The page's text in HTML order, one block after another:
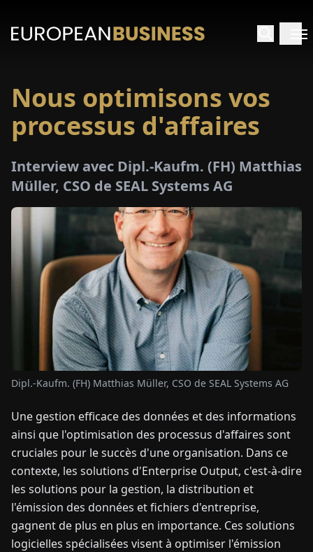
ENDEFRESIT NLPLHU
CONTACTEZ-
NOUS
Nous optimisons vos
processus d'affaires
Interview avec Dipl.-Kaufm. (FH) Matthias
Müller, CSO de SEAL Systems AG
Dipl.-Kaufm. (FH) Matthias Müller, CSO de SEAL Systems AG
Une gestion efficace des données et des informations
ainsi que l'optimisation des processus d'affaires sont
cruciales pour le succès d'une organisation. Dans ce
contexte, les solutions d'Enterprise Output, c'est-à-dire
les solutions pour la gestion, la distribution et
l'émission des données et fichiers d'entreprise,
gagnent de plus en plus en importance. Ces solutions
logicielles spécialisées visent à optimiser l'émission